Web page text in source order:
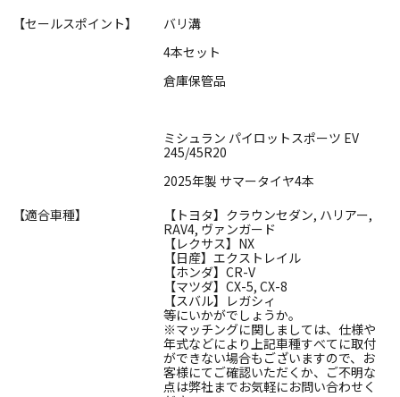
【セールスポイント】
バリ溝
4本セット
倉庫保管品
ミシュラン パイロットスポーツ EV
245/45R20
2025年製 サマータイヤ4本
【適合車種】
【トヨタ】クラウンセダン, ハリアー,
RAV4, ヴァンガード
【レクサス】NX
【日産】エクストレイル
【ホンダ】CR-V
【マツダ】CX-5, CX-8
【スバル】レガシィ
等にいかがでしょうか。
※マッチングに関しましては、仕様や
年式などにより上記車種すべてに取付
ができない場合もございますので、お
客様にてご確認いただくか、ご不明な
点は弊社までお気軽にお問い合わせく